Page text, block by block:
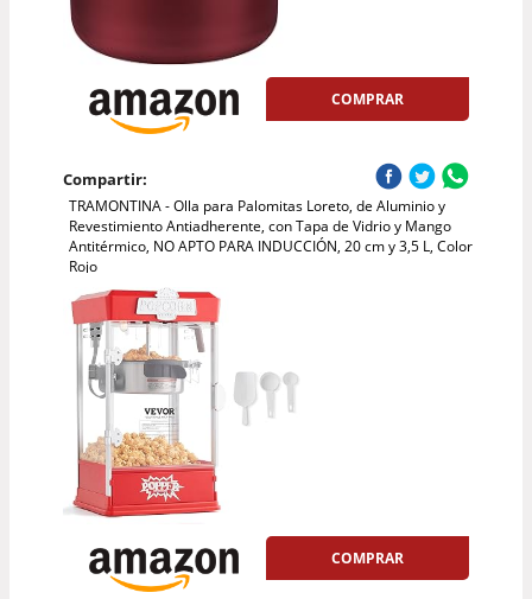
COMPRAR
Compartir:
TRAMONTINA - Olla para Palomitas Loreto, de Aluminio y
Revestimiento Antiadherente, con Tapa de Vidrio y Mango
Antitérmico, NO APTO PARA INDUCCIÓN, 20 cm y 3,5 L, Color
Rojo
COMPRAR